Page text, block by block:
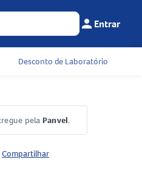
Menu do
person Entrar
Desconto de Laboratório
pela Panvel.
Compartilhar